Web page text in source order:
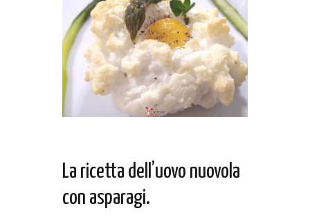
La ricetta dell’uovo nuovola
con asparagi.